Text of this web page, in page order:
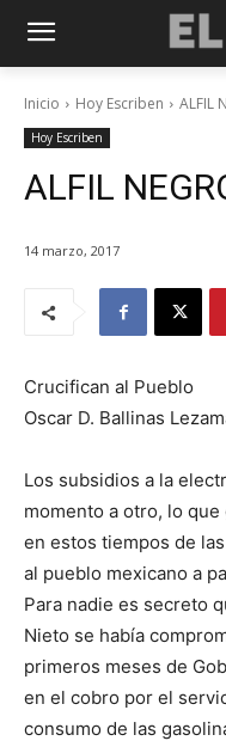
Inicio Hoy Escriben ALFIL
Hoy Escriben
ALFIL
14 marzo, 2017
Crucifican al Pueblo
Oscar D. Ballinas
Los subsidios a la
momento a otro, lo
en estos tiempos de
al pueblo mexicano a
Para nadie es secreto
Nieto se había
primeros meses de
en el cobro por el
consumo de las